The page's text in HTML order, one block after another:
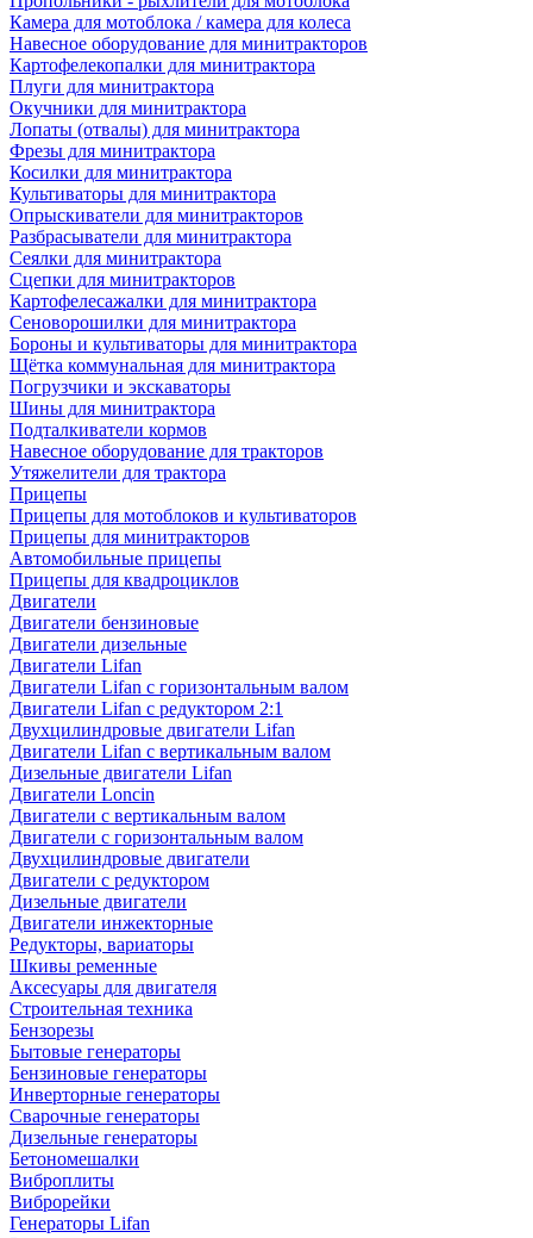
Камера для мотоблока / камера для колеса
Навесное оборудование для минитракторов
Картофелекопалки для минитрактора
Плуги для минитрактора
Окучники для минитрактора
Лопаты (отвалы) для минитрактора
Фрезы для минитрактора
Косилки для минитрактора
Культиваторы для минитрактора
Опрыскиватели для минитракторов
Разбрасыватели для минитрактора
Сеялки для минитрактора
Сцепки для минитракторов
Картофелесажалки для минитрактора
Сеноворошилки для минитрактора
Бороны и культиваторы для минитрактора
Щётка коммунальная для минитрактора
Погрузчики и экскаваторы
Шины для минитрактора
Подталкиватели кормов
Навесное оборудование для тракторов
Утяжелители для трактора
Прицепы
Прицепы для мотоблоков и культиваторов
Прицепы для минитракторов
Автомобильные прицепы
Прицепы для квадроциклов
Двигатели
Двигатели бензиновые
Двигатели дизельные
Двигатели Lifan
Двигатели Lifan с горизонтальным валом
Двигатели Lifan с редуктором 2:1
Двухцилиндровые двигатели Lifan
Двигатели Lifan с вертикальным валом
Дизельные двигатели Lifan
Двигатели Loncin
Двигатели с вертикальным валом
Двигатели с горизонтальным валом
Двухцилиндровые двигатели
Двигатели с редуктором
Дизельные двигатели
Двигатели инжекторные
Редукторы, вариаторы
Шкивы ременные
Аксесуары для двигателя
Строительная техника
Бензорезы
Бытовые генераторы
Бензиновые генераторы
Инверторные генераторы
Сварочные генераторы
Дизельные генераторы
Бетономешалки
Виброплиты
Виброрейки
Генераторы Lifan